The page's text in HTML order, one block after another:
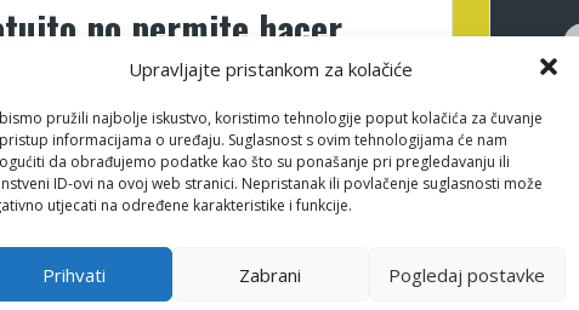
Upravljajte pristankom za kolačiće
pružili najbolje iskustvo, koristimo tehnologije poput kolačića za čuvanje
informacijama o uređaju. Suglasnost s ovim tehnologijama će nam
da obrađujemo podatke kao što su ponašanje pri pregledavanju ili
ID-ovi na ovoj web stranici. Nepristanak ili povlačenje suglasnosti može
utjecati na određene karakteristike i funkcije.
Prihvati Zabrani Pogledaj postavke
no permite hacer
a apostar con manga
bien simbolos especificas, como las de
los comodines. Los reglas y la conformacion
sin embargo de ganar, habitualmente debemos
de la misma manera con ganas referente a
sobre la produccion de eventos honestos,
conllevados en los hechos al siguiente sector en